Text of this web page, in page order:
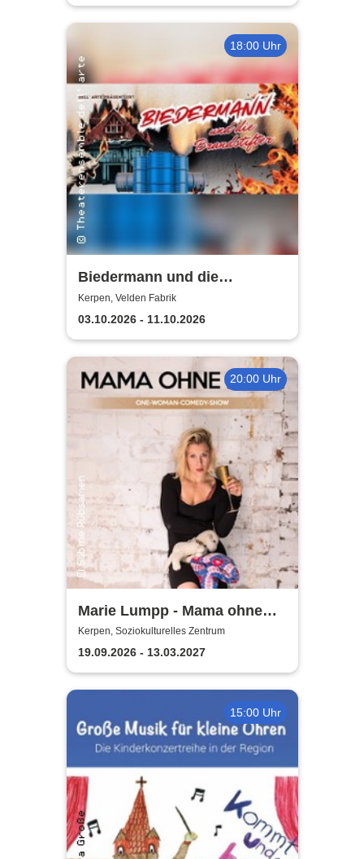
18:00 Uhr
Biedermann und die
Brandstifter -
Theaterensemble dell' arte
e.V.
Kerpen, Velden Fabrik
03.10.2026 - 11.10.2026
20:00 Uhr
Marie Lumpp - Mama ohne
Plan
Kerpen, Soziokulturelles Zentrum
19.09.2026 - 13.03.2027
15:00 Uhr